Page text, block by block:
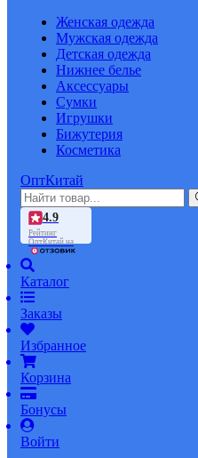
Женская одежда
Мужская одежда
Детская одежда
Нижнее белье
Аксессуары
Сумки
Игрушки
Бижутерия
Косметика
ОптКитай
4.9
Рейтинг
ОптКитай на
Каталог
Заказы
Избранное
Корзина
Бонусы
Войти